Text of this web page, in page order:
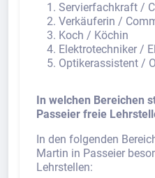
Servierfachkraft /
Verkäuferin /
Koch / Köchin
Elektrotechniker /
Optikerassistent /
In welchen Bereichen
Passeier freie
In den folgenden
Martin in Passeier
Lehrstellen: